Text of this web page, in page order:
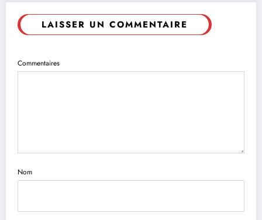
LAISSER UN COMMENTAIRE
Commentaires
Nom